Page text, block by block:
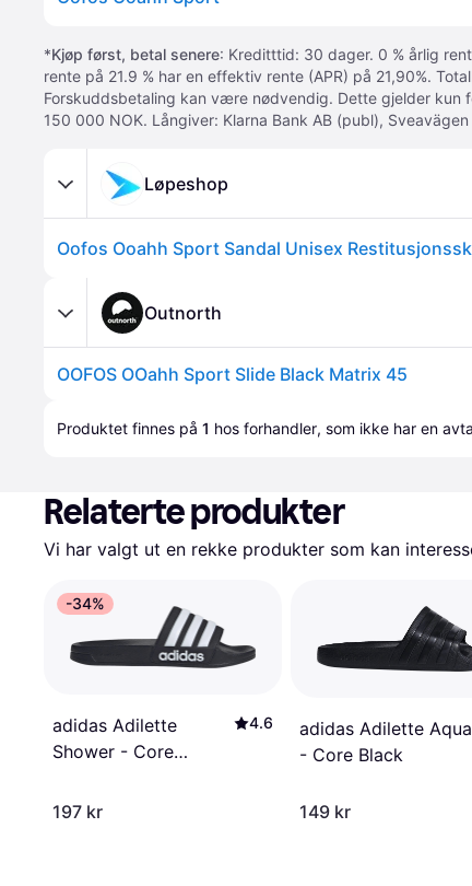
*Kjøp først, betal senere: Kreditttid: 30 dager. 0 % årlig
rente på 21.9 % har en effektiv rente (APR) på 21,90%.
Forskuddsbetaling kan være nødvendig. Dette gjelder kun
150 000 NOK. Långiver: Klarna Bank AB (publ),
Løpeshop
Oofos Ooahh Sport Sandal Unisex
Outnorth
OOFOS OOahh Sport Slide Black Matrix 45
Produktet finnes på 1 hos forhandler, som ikke har en
Relaterte produkter
Vi har valgt ut en rekke produkter som kan
-34%
adidas Adilette
Shower - Core
4.6
197 kr
adidas Adilette Aqua
- Core Black
149 kr